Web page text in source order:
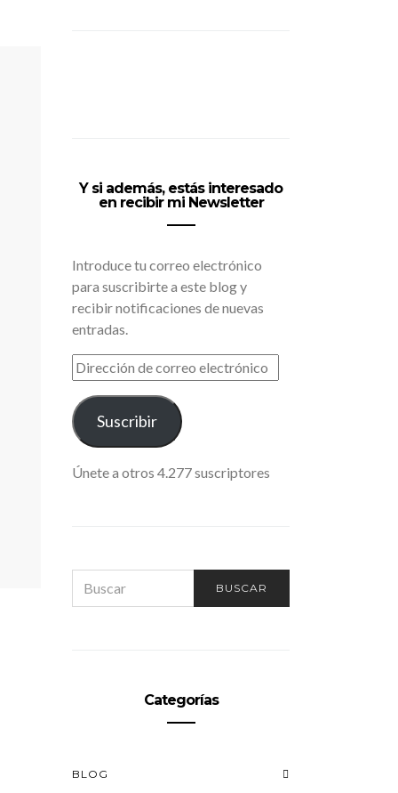
Y si además, estás interesado
en recibir mi Newsletter
Introduce tu correo electrónico
para suscribirte a este blog y
recibir notificaciones de nuevas
entradas.
DIRECCIÓN
DE
CORREO
ELECTRÓNICO
Suscribir
Únete a otros 4.277 suscriptores
FOR:
BUSCAR
Categorías
BLOG